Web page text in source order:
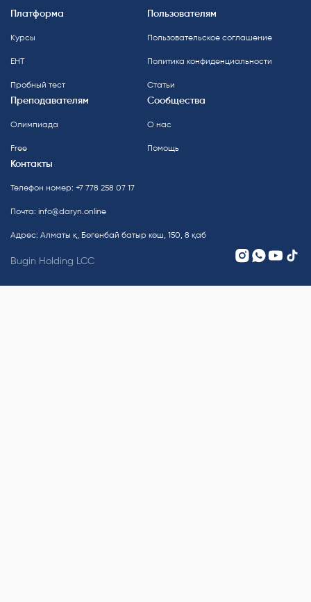
Платформа
Курсы
ЕНТ
Пробный тест
Пользователям
Пользовательское соглашение
Политика конфиденциальности
Статьи
Преподавателям
Олимпиада
Free
Сообщества
О нас
Помощь
Контакты
Телефон номер: +7 778 258 07 17
Почта: info@daryn.online
Адрес: Алматы қ, Бөгенбай батыр көш, 150, 8 қаб
Bugin Holding LCC